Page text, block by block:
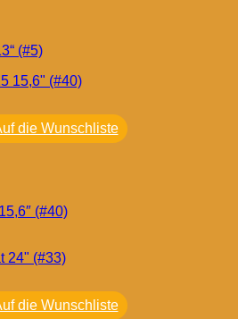
(#5)
die Wunschliste
(#40)
die Wunschliste